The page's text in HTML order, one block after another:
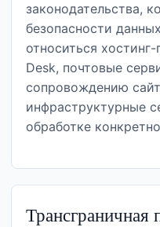
законодательства,
безопасности
относиться
Desk, почтовые
сопровождению
инфраструктурные
обработке
Трансграничная